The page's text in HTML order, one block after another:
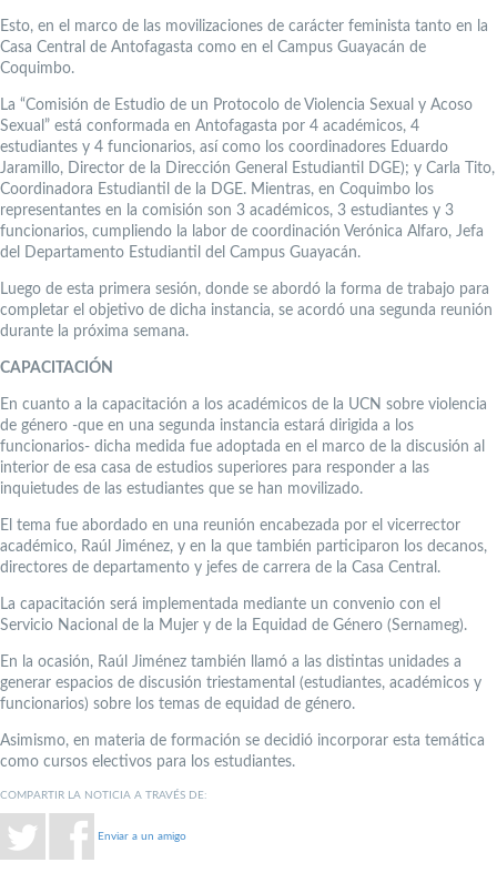
Esto, en el marco de las movilizaciones de carácter feminista tanto en la
Casa Central de Antofagasta como en el Campus Guayacán de
Coquimbo.
La “Comisión de Estudio de un Protocolo de Violencia Sexual y Acoso
Sexual” está conformada en Antofagasta por 4 académicos, 4
estudiantes y 4 funcionarios, así como los coordinadores Eduardo
Jaramillo, Director de la Dirección General Estudiantil DGE); y Carla Tito,
Coordinadora Estudiantil de la DGE. Mientras, en Coquimbo los
representantes en la comisión son 3 académicos, 3 estudiantes y 3
funcionarios, cumpliendo la labor de coordinación Verónica Alfaro, Jefa
del Departamento Estudiantil del Campus Guayacán.
Luego de esta primera sesión, donde se abordó la forma de trabajo para
completar el objetivo de dicha instancia, se acordó una segunda reunión
durante la próxima semana.
CAPACITACIÓN
En cuanto a la capacitación a los académicos de la UCN sobre violencia
de género -que en una segunda instancia estará dirigida a los
funcionarios- dicha medida fue adoptada en el marco de la discusión al
interior de esa casa de estudios superiores para responder a las
inquietudes de las estudiantes que se han movilizado.
El tema fue abordado en una reunión encabezada por el vicerrector
académico, Raúl Jiménez, y en la que también participaron los decanos,
directores de departamento y jefes de carrera de la Casa Central.
La capacitación será implementada mediante un convenio con el
Servicio Nacional de la Mujer y de la Equidad de Género (Sernameg).
En la ocasión, Raúl Jiménez también llamó a las distintas unidades a
generar espacios de discusión triestamental (estudiantes, académicos y
funcionarios) sobre los temas de equidad de género.
Asimismo, en materia de formación se decidió incorporar esta temática
como cursos electivos para los estudiantes.
COMPARTIR LA NOTICIA A TRAVÉS DE:
Enviar a un amigo